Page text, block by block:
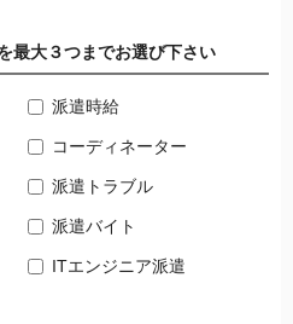
最大３つまでお選び下さい
派遣時給
コーディネーター
派遣トラブル
派遣バイト
ITエンジニア派遣